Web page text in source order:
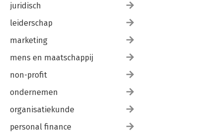
juridisch
leiderschap
marketing
mens en maatschappij
non-profit
ondernemen
organisatiekunde
personal finance